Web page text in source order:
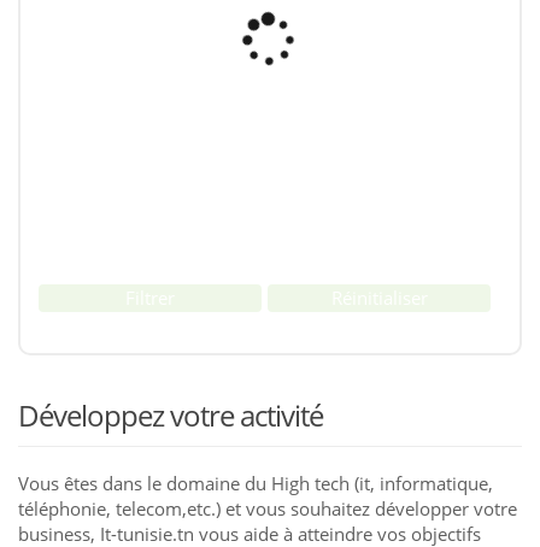
Développez votre activité
Vous êtes dans le domaine du High tech (it, informatique,
téléphonie, telecom,etc.) et vous souhaitez développer votre
business, It-tunisie.tn vous aide à atteindre vos objectifs